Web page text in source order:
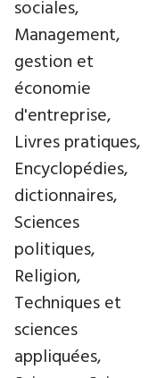
sociales,
Management,
gestion et
économie
d'entreprise,
Livres pratiques,
Encyclopédies,
dictionnaires,
Sciences
politiques,
Religion,
Techniques et
sciences
appliquées,